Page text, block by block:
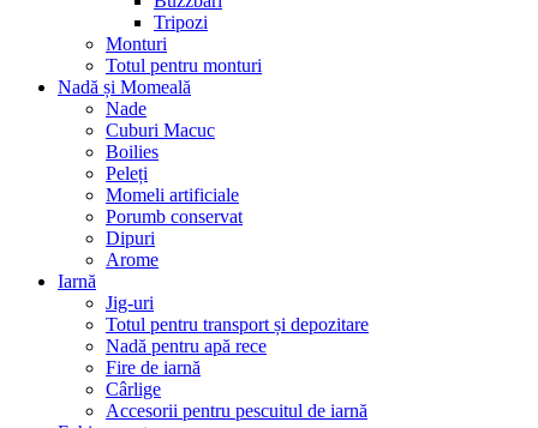
Tripozi
Monturi
Totul pentru monturi
Nadă și Momeală
Nade
Cuburi Macuc
Boilies
Peleți
Momeli artificiale
Porumb conservat
Dipuri
Arome
Iarnă
Jig-uri
Totul pentru transport și depozitare
Nadă pentru apă rece
Fire de iarnă
Cârlige
Accesorii pentru pescuitul de iarnă